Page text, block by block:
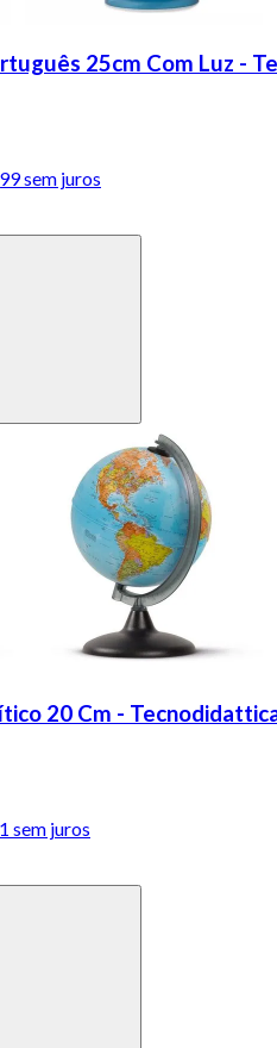
25cm Com Luz -
sem juros
20 Cm -
sem juros